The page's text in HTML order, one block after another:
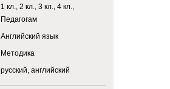
1 кл., 2 кл., 3 кл., 4 кл.,
Педагогам
Английский язык
Методика
русский, английский